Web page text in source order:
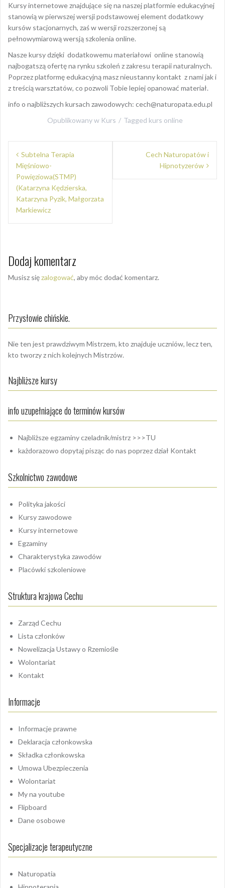
Kursy internetowe znajdujące się na naszej platformie edukacyjnej
stanowią w pierwszej wersji podstawowej element dodatkowy
kursów stacjonarnych, zaś w wersji rozszerzonej są
pełnowymiarową wersją szkolenia online.
Nasze kursy dzięki dodatkowemu materiałowi online stanowią
najbogatszą ofertę na rynku szkoleń z zakresu terapii naturalnych.
Poprzez platformę edukacyjną masz nieustanny kontakt z nami jak i
z treścią warsztatów, co pozwoli Tobie lepiej opanować materiał.
info o najbliższych kursach zawodowych: cech@naturopata.edu.pl
Opublikowany w Kurs Tagged kurs online
Nawigacja
wpisu
Subtelna Terapia
Mięśniowo-
Powięziowa(STMP)
(Katarzyna Kędzierska,
Katarzyna Pyzik, Małgorzata
Markiewicz
Cech Naturopatów i
Hipnotyzerów
Dodaj komentarz
Musisz sięzalogować, aby móc dodać komentarz.
Przysłowie chińskie.
Nie ten jest prawdziwym Mistrzem, kto znajduje uczniów, lecz ten,
kto tworzy z nich kolejnych Mistrzów.
Najbliższe kursy
info uzupełniające do terminów kursów
Najbliższe egzaminy czeladnik/mistrz >>>TU
każdorazowo dopytaj pisząc do nas poprzez dział Kontakt
Szkolnictwo zawodowe
Polityka jakości
Kursy zawodowe
Kursy internetowe
Egzaminy
Charakterystyka zawodów
Placówki szkoleniowe
Struktura krajowa Cechu
Zarząd Cechu
Lista członków
Nowelizacja Ustawy o Rzemiośle
Wolontariat
Kontakt
Informacje
Informacje prawne
Deklaracja członkowska
Składka członkowska
Umowa Ubezpieczenia
Wolontariat
My na youtube
Flipboard
Dane osobowe
Specjalizacje terapeutyczne
Naturopatia